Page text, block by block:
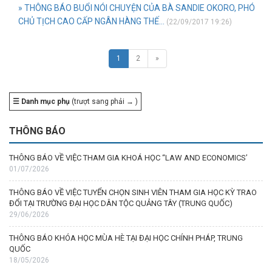
» THÔNG BÁO BUỔI NÓI CHUYỆN CỦA BÀ SANDIE OKORO, PHÓ
CHỦ TỊCH CAO CẤP NGÂN HÀNG THẾ...
(22/09/2017 19:26)
1 2 »
☰ Danh mục phụ (trượt sang phải → )
THÔNG BÁO
THÔNG BÁO VỀ VIỆC THAM GIA KHOÁ HỌC “LAW AND ECONOMICS’
01/07/2026
THÔNG BÁO VỀ VIỆC TUYỂN CHỌN SINH VIÊN THAM GIA HỌC KỲ TRAO
ĐỔI TẠI TRƯỜNG ĐẠI HỌC DÂN TỘC QUẢNG TÂY (TRUNG QUỐC)
29/06/2026
THÔNG BÁO KHÓA HỌC MÙA HÈ TẠI ĐẠI HỌC CHÍNH PHÁP, TRUNG
QUỐC
18/05/2026